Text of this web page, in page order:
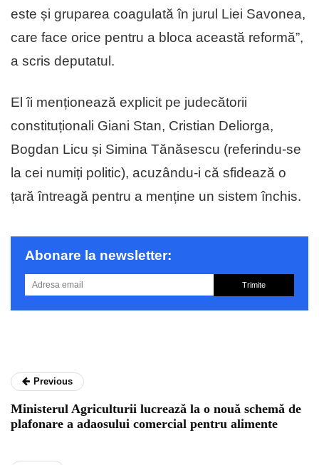
este și gruparea coagulată în jurul Liei Savonea,
care face orice pentru a bloca această reformă”,
a scris deputatul.
El îi menționează explicit pe judecătorii
constituționali Giani Stan, Cristian Deliorga,
Bogdan Licu și Simina Tănăsescu (referindu-se
la cei numiți politic), acuzându-i că sfidează o
țară întreagă pentru a menține un sistem închis.
Abonare la newsletter:
Trimite
Previous
Ministerul Agriculturii lucrează la o nouă schemă de
plafonare a adaosului comercial pentru alimente